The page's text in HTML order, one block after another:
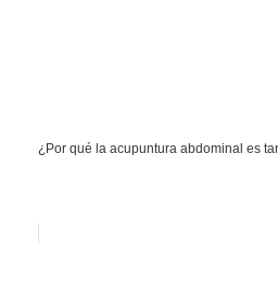
¿Por qué la acupuntura abdominal es